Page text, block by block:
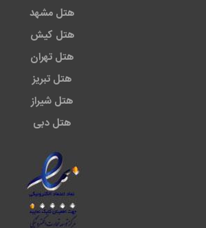
هتل مشهد
هتل کیش
هتل تهران
هتل تبریز
هتل شیراز
هتل دبی